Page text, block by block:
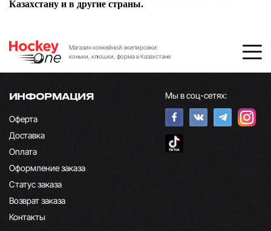
Казахстану и в другие страны.
Магазин хоккейной экипировки:
коньки, клюшки, форма в Казахстане
ИНФОРМАЦИЯ
Оферта
Доставка
Оплата
Оформление заказа
Статус заказа
Возврат заказа
Контакты
Мы в соц-сетях: